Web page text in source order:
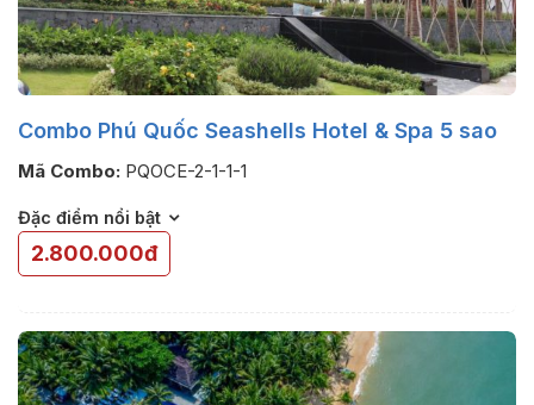
Combo Phú Quốc Seashells Hotel & Spa 5 sao
Mã Combo: PQOCE-2-1-1-1
Đặc điểm nổi bật
2.800.000đ